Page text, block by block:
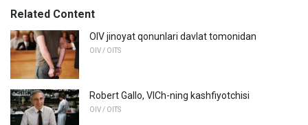
Related Content
OIV jinoyat qonunlari davlat tomonidan
OIV / OITS
Robert Gallo, VICh-ning kashfiyotchisi
OIV / OITS